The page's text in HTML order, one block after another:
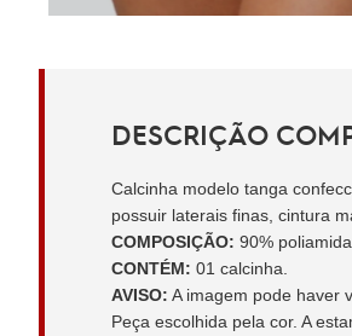
DESCRIÇÃO
Calcinha modelo tanga
possuir laterais finas, cintura
COMPOSIÇÃO: 90%
CONTÉM: 01 calcinha.
AVISO: A imagem pode haver
Peça escolhida pela cor. A